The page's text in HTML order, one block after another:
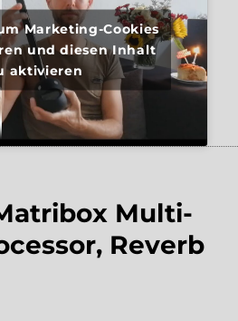
Marketing-Cookies
und diesen Inhalt
aktivieren
Multi-
Reverb